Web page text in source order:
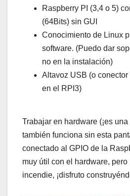
Raspberry PI (3,4 o 5)
(64Bits) sin GUI
Conocimiento de Linux
software. (Puedo dar
no en la instalación)
Altavoz USB (o
en el RPI3)
Trabajar en hardware (¡es
también funciona sin esta
conectado al GPIO de la
muy útil con el hardware,
incendie, ¡disfruto